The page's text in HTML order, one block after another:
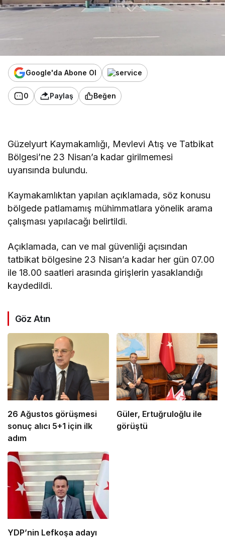
Google'da Abone Ol
0 Paylaş Beğen
Güzelyurt Kaymakamlığı, Mevlevi Atış ve Tatbikat
Bölgesi’ne 23 Nisan’a kadar girilmemesi
uyarısında bulundu.
Kaymakamlıktan yapılan açıklamada, söz konusu
bölgede patlamamış mühimmatlara yönelik arama
çalışması yapılacağı belirtildi.
Açıklamada, can ve mal güvenliği açısından
tatbikat bölgesine 23 Nisan’a kadar her gün 07.00
ile 18.00 saatleri arasında girişlerin yasaklandığı
kaydedildi.
Göz Atın
26 Ağustos görüşmesi
sonuç alıcı 5+1 için ilk
adım
Güler, Ertuğruloğlu ile
görüştü
YDP’nin Lefkoşa adayı